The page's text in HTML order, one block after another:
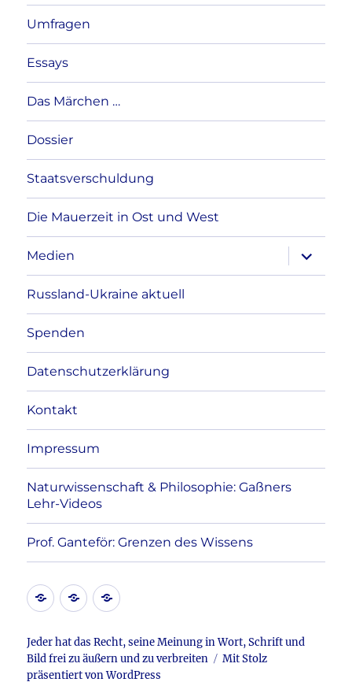
Umfragen
Essays
Das Märchen …
Dossier
Staatsverschuldung
Die Mauerzeit in Ost und West
Medien
anzeigen
Russland-Ukraine aktuell
Spenden
Datenschutzerklärung
Kontakt
Impressum
Naturwissenschaft & Philosophie: Gaßners
Lehr-Videos
Prof. Ganteför: Grenzen des Wissens
KontaktDatenschutzerklärung
Impressum
Jeder hat das Recht, seine Meinung in Wort, Schrift und
Bild frei zu äußern und zu verbreiten
Mit Stolz
präsentiert von WordPress